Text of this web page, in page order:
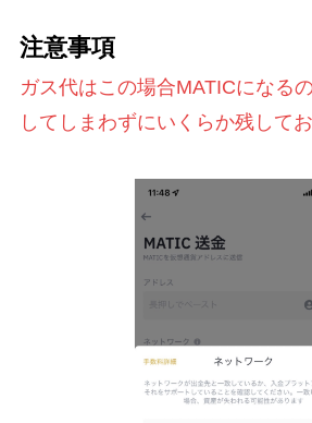
注意事項
ガス代はこの場合MATICになる
してしまわずにいくらか残して